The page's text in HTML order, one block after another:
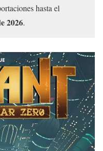
hasta el
2026.